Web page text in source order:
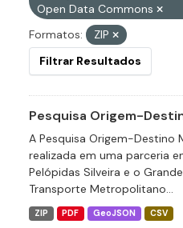
Open Data Commons
Formatos:
ZIP
Filtrar Resultados
Pesquisa Origem-
A Pesquisa Origem-Destino
realizada em uma parceria
Pelópidas Silveira e o
Transporte Metropolitano...
ZIP PDF GeoJSON CSV